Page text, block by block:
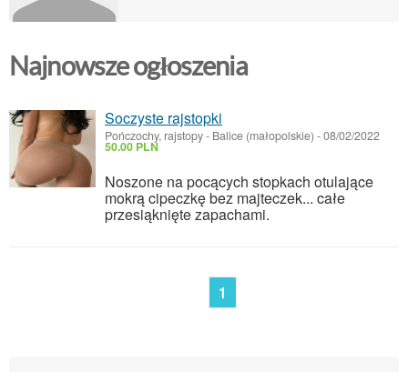
Najnowsze ogłoszenia
Soczyste rajstopki
Pończochy, rajstopy- Balice (małopolskie) -08/02/2022
50.00 PLN
Noszone na pocących stopkach otulające
mokrą cipeczkę bez majteczek... całe
przesiąknięte zapachami.
1